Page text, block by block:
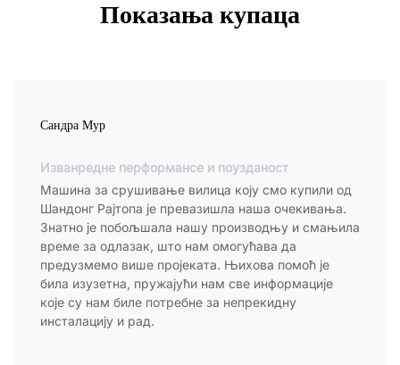
Показања купаца
Сандра Мур
Изванредне перформансе и поузданост
Машина за срушивање вилица коју смо купили од
Шандонг Рајтопа је превазишла наша очекивања.
Знатно је побољшала нашу производњу и смањила
време за одлазак, што нам омогућава да
предузмемо више пројеката. Њихова помоћ је
била изузетна, пружајући нам све информације
које су нам биле потребне за непрекидну
инсталацију и рад.